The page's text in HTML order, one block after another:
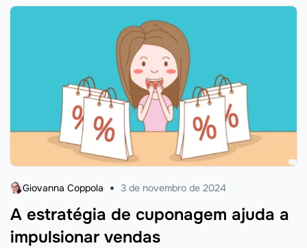
A estratégia de cuponagem ajuda a
impulsionar vendas
Giovanna Coppola 3 de novembro de 2024